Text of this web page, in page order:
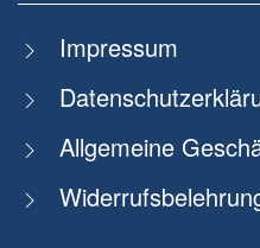
Impressum
Allgemeine